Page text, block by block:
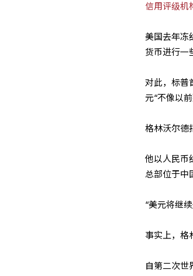
信用评级机
美国去年冻
货币进行一
对此，标普
元“不像以
格林沃尔德
他以人民币
总部位于中
“美元将继
事实上，格
自第二次世